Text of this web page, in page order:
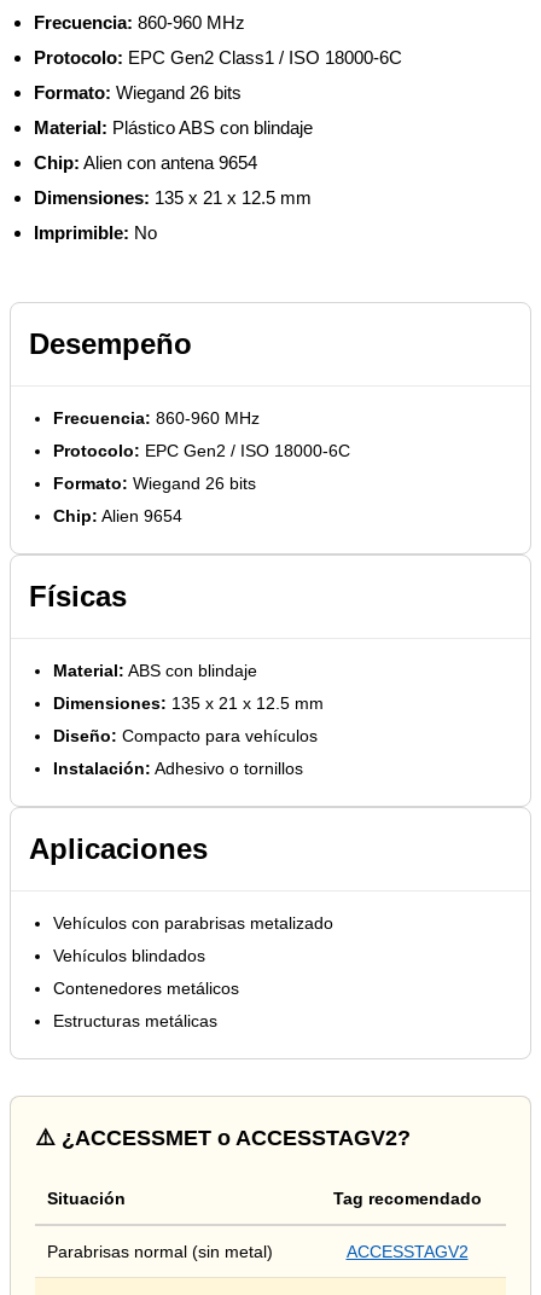
Frecuencia: 860-960 MHz
Protocolo: EPC Gen2 Class1 / ISO 18000-6C
Formato: Wiegand 26 bits
Material: Plástico ABS con blindaje
Chip: Alien con antena 9654
Dimensiones: 135 x 21 x 12.5 mm
Imprimible: No
Desempeño
Frecuencia: 860-960 MHz
Protocolo: EPC Gen2 / ISO 18000-6C
Formato: Wiegand 26 bits
Chip: Alien 9654
Físicas
Material: ABS con blindaje
Dimensiones: 135 x 21 x 12.5 mm
Diseño: Compacto para vehículos
Instalación: Adhesivo o tornillos
Aplicaciones
Vehículos con parabrisas metalizado
Vehículos blindados
Contenedores metálicos
Estructuras metálicas
⚠️ ¿ACCESSMET o ACCESSTAGV2?
Situación Tag recomendado
Parabrisas normal (sin metal) ACCESSTAGV2